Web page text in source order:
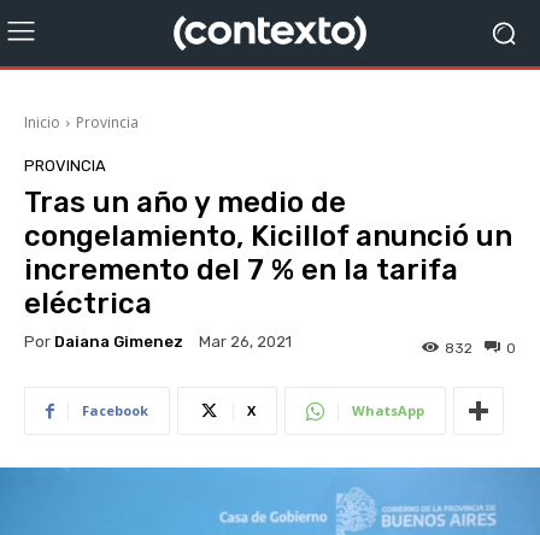
Inicio Provincia
PROVINCIA
Tras un año y medio de
congelamiento, Kicillof anunció un
incremento del 7 % en la tarifa
eléctrica
Por Daiana Gimenez Mar 26, 2021 0
832
Facebook X WhatsApp